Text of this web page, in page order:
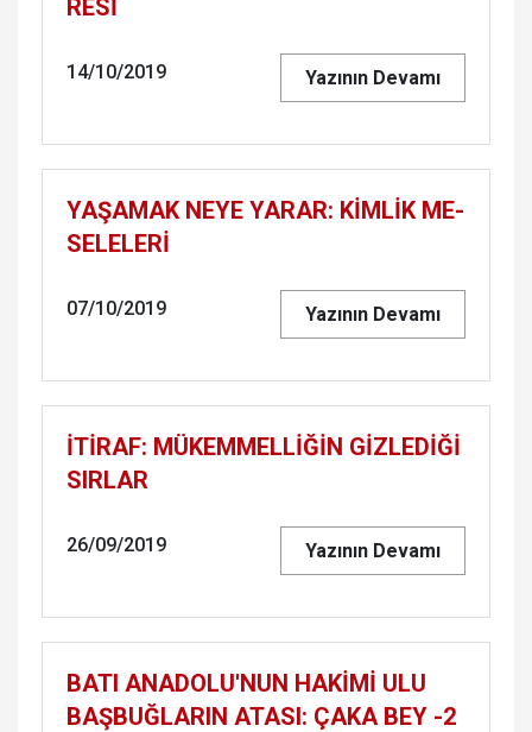
RESİ
14/10/2019 Yazının Devamı
YA­ŞA­MAK NEYE YARAR: KİMLİK ME­
SE­LE­LERİ
07/10/2019 Yazının Devamı
İTİRAF: MÜ­KEM­MELLİĞİN GİZLEDİĞİ
SIR­LAR
26/09/2019 Yazının Devamı
BATI ANA­DO­LU'NUN HAKİMİ ULU
BAŞ­BUĞ­LA­RIN ATASI: ÇAKA BEY -2